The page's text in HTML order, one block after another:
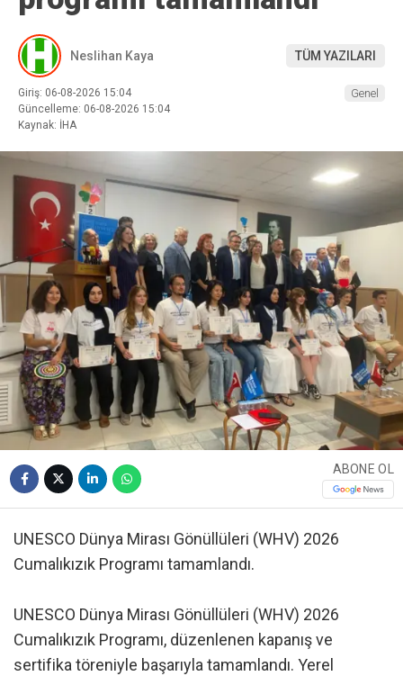
Neslihan Kaya TÜM YAZILARI
Giriş: 06-08-2026 15:04
Güncelleme: 06-08-2026 15:04
Kaynak: İHA
Genel
ABONE OL
UNESCO Dünya Mirası Gönüllüleri (WHV) 2026
Cumalıkızık Programı tamamlandı.
UNESCO Dünya Mirası Gönüllüleri (WHV) 2026
Cumalıkızık Programı, düzenlenen kapanış ve
sertifika töreniyle başarıyla tamamlandı. Yerel